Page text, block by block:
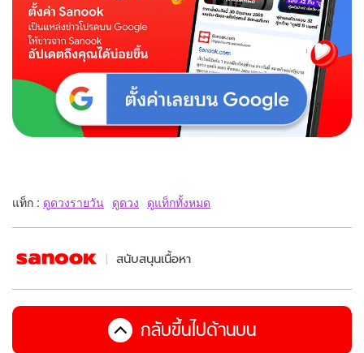
แท็ก : ดูดวงรายวัน ดูดวง ดูแท็กทั้งหมด
สนับสนุนเนื้อหา
กลับขึ้นไปด้านบน